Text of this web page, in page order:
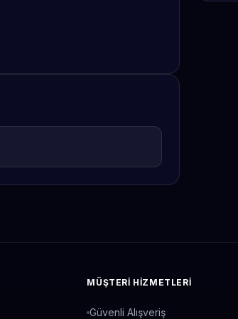
MÜŞTERI HIZMETLERI
Güvenli Alışveriş